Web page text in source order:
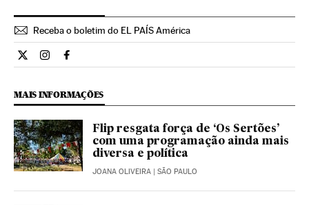
Receba o boletim do EL PAÍS América
Cultura El País Brasil en Twitter
Cultura El País Brasil en Instagram
Cultura El País Brasil en Facebook
MAIS INFORMAÇÕES
Flip resgata força de ‘Os Sertões’
com uma programação ainda mais
diversa e política
JOANA OLIVEIRA | SÃO PAULO